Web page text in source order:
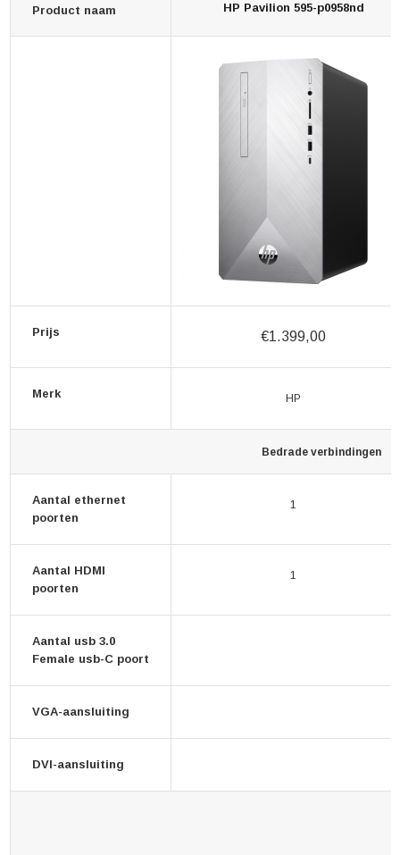
Product naam HP Pavilion 595-p0958nd
Prijs €1.399,00
Merk HP
Bedrade verbindingen
Aantal ethernet
poorten
1
Aantal HDMI
poorten
1
Aantal usb 3.0
Female usb-C poort
VGA-aansluiting
DVI-aansluiting